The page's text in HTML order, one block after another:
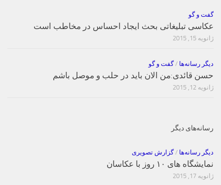
گفت و گو
عکاسی تبلیغاتی بحث ایجاد احساس در مخاطب است
ژانویه 15, 2015
دیگر رسانه‌ها /گفت و گو
حسن قائدی:من الان باید در حلب و موصل باشم
ژانویه 12, 2015
رسانه‌های دیگر
دیگر رسانه‌ها /گزارش تصویری
نمایشگاه های ۱۰ روز با عکاسان
ژانویه 17, 2015